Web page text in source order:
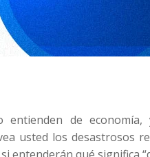
de economía,
usted los desastrosos